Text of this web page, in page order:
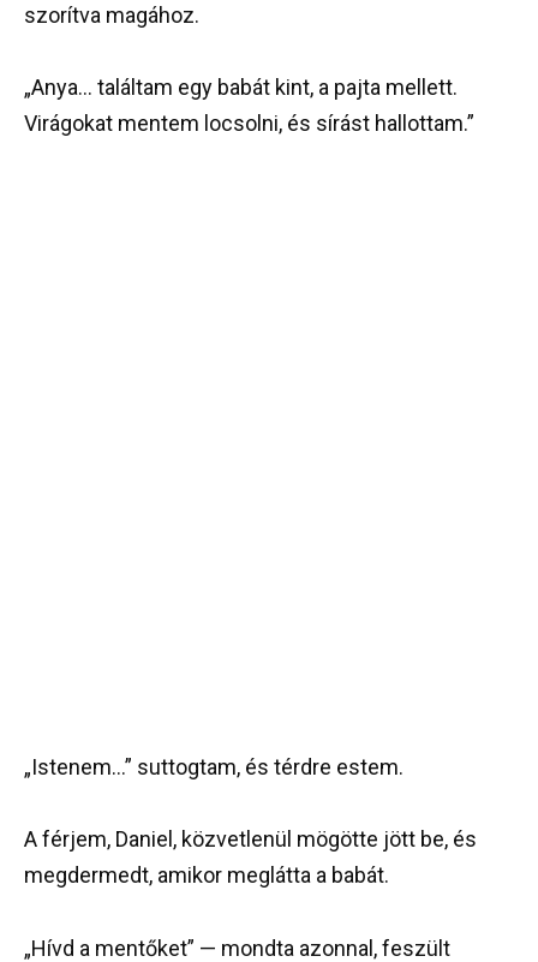
szorítva magához.
„Anya… találtam egy babát kint, a pajta mellett.
Virágokat mentem locsolni, és sírást hallottam.”
„Istenem…” suttogtam, és térdre estem.
A férjem, Daniel, közvetlenül mögötte jött be, és
megdermedt, amikor meglátta a babát.
„Hívd a mentőket” — mondta azonnal, feszült